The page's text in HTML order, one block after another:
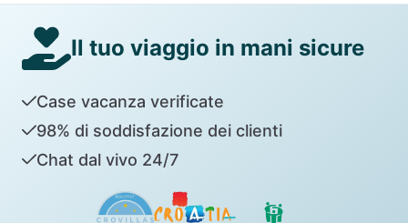
Il tuo viaggio in mani sicure
Case vacanza verificate
98% di soddisfazione dei clienti
Chat dal vivo 24/7